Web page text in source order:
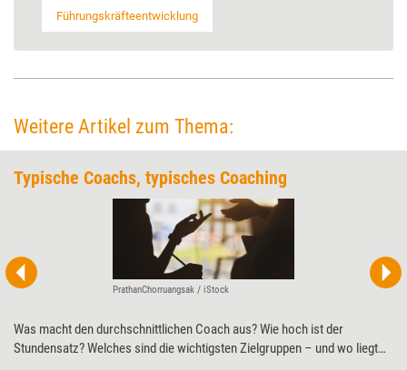
Führungskräfteentwicklung
Weitere Artikel zum Thema:
Typische Coachs, ­typisches Coaching
PrathanChorruangsak / iStock
Was macht den durchschnittlichen Coach aus? Wie hoch ist der
Stundensatz? Welches sind die wichtigsten Zielgruppen – und wo liegt